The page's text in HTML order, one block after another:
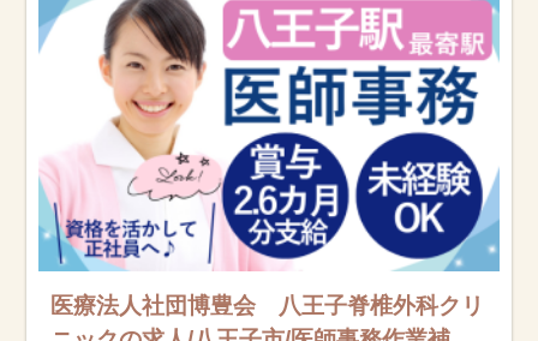
医療法人社団博豊会 八王子脊椎外科クリ